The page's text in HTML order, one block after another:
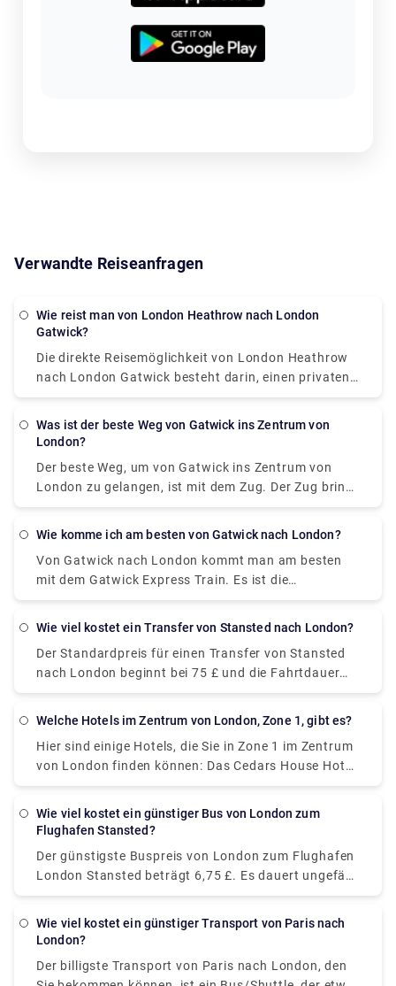
Verwandte Reiseanfragen
Wie reist man von London Heathrow nach London
Gatwick?
Die direkte Reisemöglichkeit von London Heathrow
nach London Gatwick besteht darin, einen privaten
Transfer oder Transferservice zu nutzen. Es dauert
auf unserer Website Rydeu einen privaten
zu einem fairen Preis freischalten.
Was ist der beste Weg von Gatwick ins Zentrum von
London?
Der beste Weg, um von Gatwick ins Zentrum von
London zu gelangen, ist mit dem Zug. Der Zug bringt
Sie nach Victoria, von dort aus können Sie ein
betragen ab £14 für die 50-minütige Fahrt. Sie
können auch unsere Website besuchen, um einen
privaten Transfer von Victoria für eine hindernisfreie
Reise zu einem fairen Preis zu buchen.
Wie komme ich am besten von Gatwick nach London?
Von Gatwick nach London kommt man am besten
mit dem Gatwick Express Train. Es ist die
bequemste, zuverlässigste, aber teuerste Option im
nach Victoria und nehmen Sie von dort aus ein
privates Taxi. Die Zugfahrt kostet zwischen 19,90
und 39,60 £.
Wie viel kostet ein Transfer von Stansted nach London?
Der Standardpreis für einen Transfer von Stansted
nach London beginnt bei 75 £ und die Fahrtdauer
beträgt etwa 1 Stunde, kann sich jedoch ändern, da
Welche Hotels im Zentrum von London, Zone 1, gibt es?
Hier sind einige Hotels, die Sie in Zone 1 im Zentrum
von London finden können: Das Cedars House Hotel
liegt weniger als 1,6 km von der U-Bahnstation West
bescheidene Unterkünfte. Das Euston Square Hotel
Regents Park entfernt. Es verbindet genügend
Annehmlichkeiten mit einem modernen Ambiente.
Trafalgar Square und des Charing Cross, perfekt, um
die herrliche Aussicht auf die Themse zu genießen.
Wie viel kostet ein günstiger Bus von London zum
Flughafen Stansted?
Der günstigste Buspreis von London zum Flughafen
London Stansted beträgt 6,75 £. Es dauert ungefähr
1 Stunde, um 31 Meilen mit öffentlichen
Sie einen privaten Transfer von unserer Website
Wie viel kostet ein günstiger Transport von Paris nach
London?
Der billigste Transport von Paris nach London, den